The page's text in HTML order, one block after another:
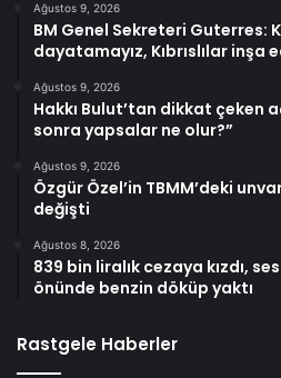
Ağustos 9, 2026
BM Genel Sekreteri Guterres:
dayatamayız, Kıbrıslılar inşa
Ağustos 9, 2026
Hakkı Bulut’tan dikkat çeken
sonra yapsalar ne olur?”
Ağustos 9, 2026
Özgür Özel’in TBMM’deki
değişti
Ağustos 8, 2026
839 bin liralık cezaya kızdı,
önünde benzin döküp yaktı
Rastgele Haberler